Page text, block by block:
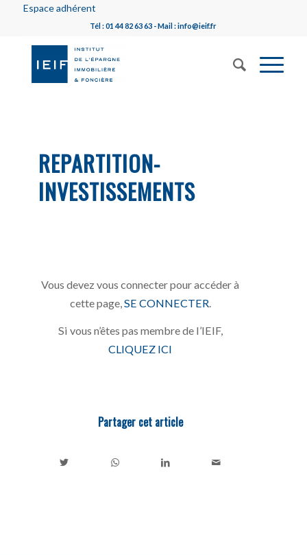
Espace adhérent
Tél : 01 44 82 63 63 - Mail : info@ieif.fr
REPARTITION-
INVESTISSEMENTS
Vous devez vous connecter pour accéder à
cette page, SE CONNECTER
Si vous n’êtes pas membre de l’IEIF,
CLIQUEZ ICI
Partager cet article